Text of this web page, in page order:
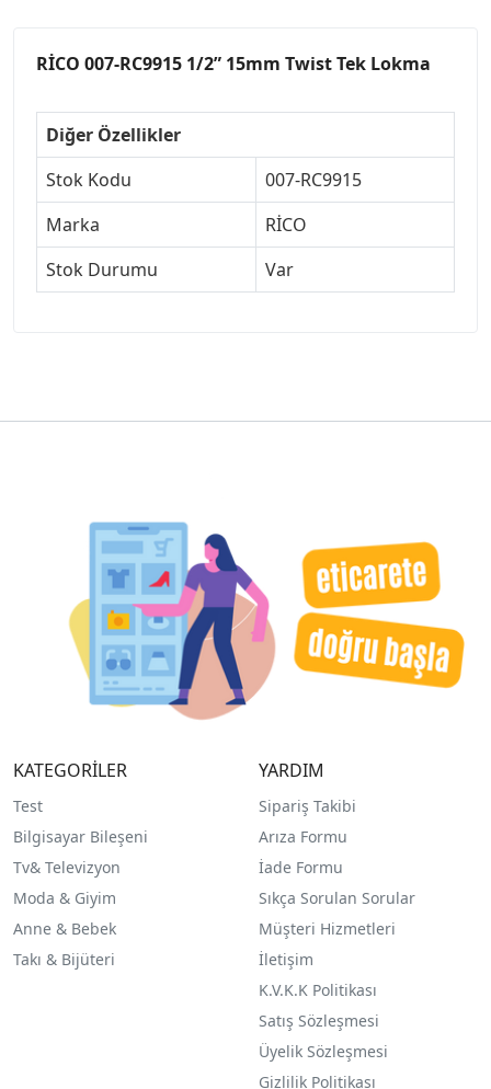
RİCO 007-RC9915 1/2” 15mm Twist Tek Lokma
Diğer Özellikler
Stok Kodu
007-RC9915
Marka
RİCO
Stok Durumu
Var
KATEGORİLER
Test
Bilgisayar Bileşeni
Tv& Televizyon
Moda & Giyim
Anne & Bebek
Takı & Bijüteri
YARDIM
Sipariş Takibi
Arıza Formu
İade Formu
Sıkça Sorulan Sorular
Müşteri Hizmetleri
İletişim
K.V.K.K Politikası
Satış Sözleşmesi
Üyelik Sözleşmesi
Gizlilik Politikası